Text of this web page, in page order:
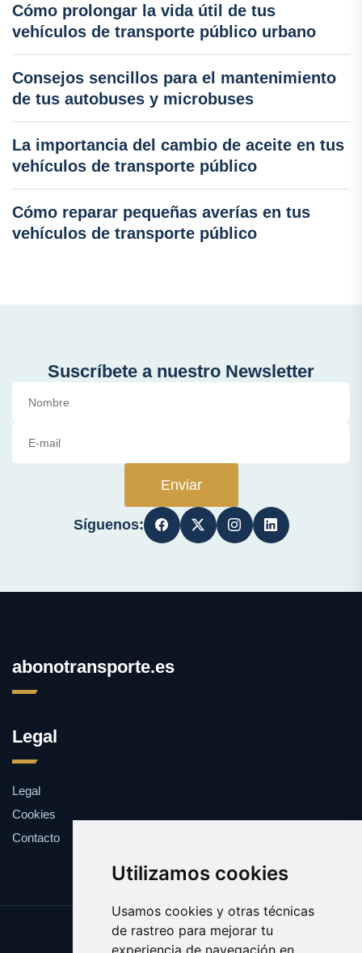
Utilizamos cookies
Usamos cookies y otras técnicas
de rastreo para mejorar tu
experiencia de navegación en
Cómo prolongar la vida útil de tus
vehículos de transporte público urbano
Consejos sencillos para el mantenimiento
de tus autobuses y microbuses
La importancia del cambio de aceite en tus
vehículos de transporte público
Cómo reparar pequeñas averías en tus
vehículos de transporte público
Suscríbete a nuestro Newsletter
Enviar
Síguenos:
abonotransporte.es
Legal
Legal
Cookies
Contacto
Update cookies preferences